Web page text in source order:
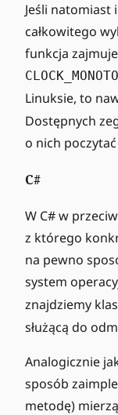
Jeśli natomiast
całkowitego
funkcja
Linuksie, to
Dostępnych
o nich poczytać
C#
W C# w
z którego
na pewno
system
znajdziemy
służącą do
Analogicznie
sposób
metodę)